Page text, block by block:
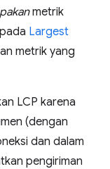
metrik
Largest
metrik yang
LCP karena
(dengan
dan dalam
pengiriman